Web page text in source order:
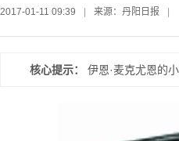
2017-01-11 09:39 来源：丹阳日报
核心提示： 伊恩·麦克尤恩的